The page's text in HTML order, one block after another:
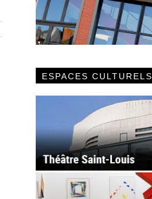
ESPACES CULTURELS